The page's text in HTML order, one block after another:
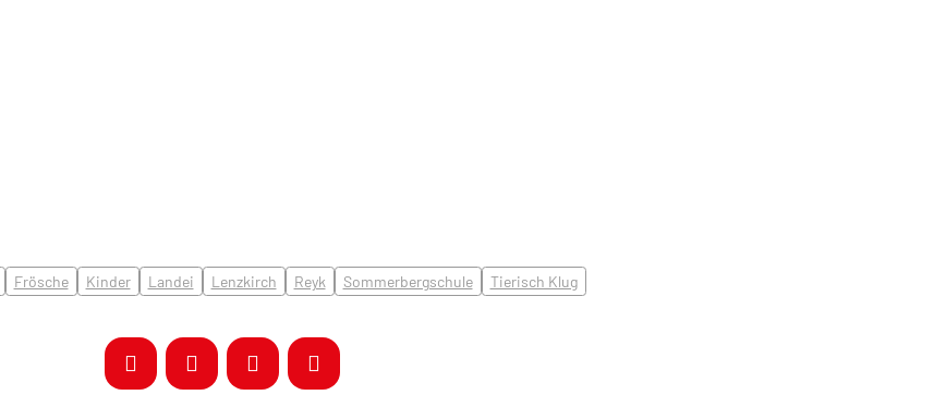
Frösche Kinder Landei Lenzkirch Reyk Sommerbergschule Tierisch Klug